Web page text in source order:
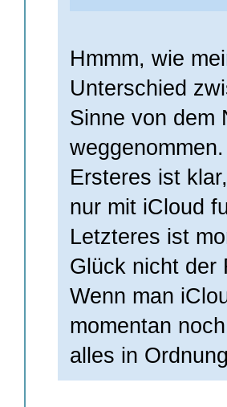
Hmmm, wie
Unterschied
Sinne von dem
weggenommen.
Ersteres ist
nur mit iCloud
Letzteres ist
Glück nicht der
Wenn man
momentan
alles in